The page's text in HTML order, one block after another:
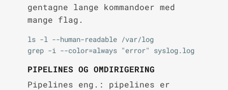
gentagne lange kommandoer med
mange flag.
ls -l --human-readable /var/log
grep -i --color=always "error" syslog.log
PIPELINES OG OMDIRIGERING
Pipelines eng.: pipelines er